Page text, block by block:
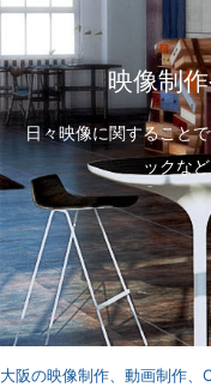
映像制
日々映像に関すること
ックな
⼤阪の映像制作、動画制作、